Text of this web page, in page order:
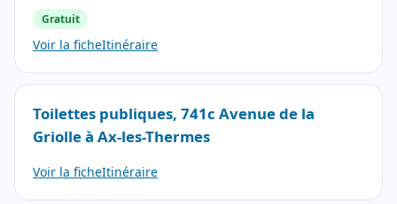
Gratuit
Voir la ficheItinéraire
Toilettes publiques, 741c Avenue de la
Griolle à Ax-les-Thermes
Voir la ficheItinéraire